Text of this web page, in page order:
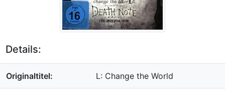
Details:
Originaltitel: L: Change the World